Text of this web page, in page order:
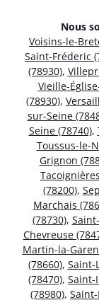
Nous
Voisins-le-
Saint-Fréderic
(78930),
Vieille-
(78930),
sur-Seine
Seine (78740),
Toussus-le-
Grignon
(78200),
Marchais
(78730),
Chevreuse
Martin-la-
(78660), Saint-
(78470), Saint-
(78980),